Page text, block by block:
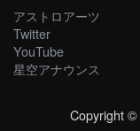
アストロアーツ
Twitter
YouTube
星空アナウンス
Copyright ©